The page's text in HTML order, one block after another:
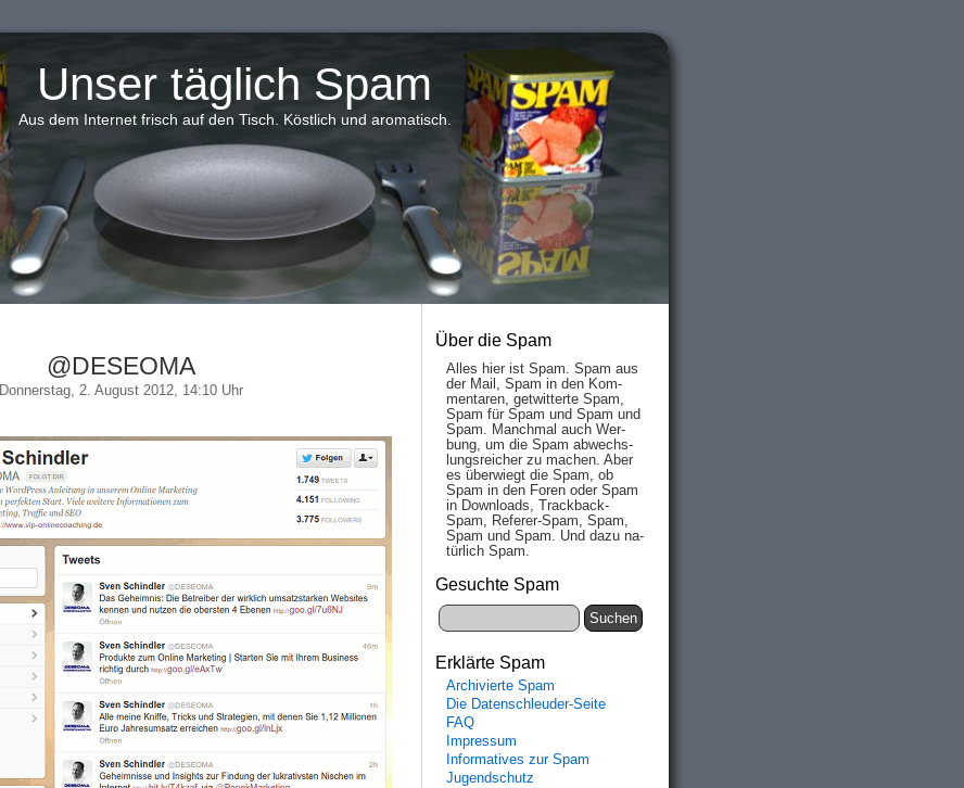
Unser täglich Spam
Aus dem Internet frisch auf den Tisch. Köstlich und aromatisch.
@DESEOMA
Donnerstag, 2. August 2012, 14:10 Uhr
Über die Spam
Alles hier ist Spam. Spam aus
der Mail, Spam in den Kom­
men­taren, ge­twit­ter­te Spam,
Spam für Spam und Spam und
Spam. Manch­mal auch Wer­
bung, um die Spam ab­wechs­
lungs­reich­er zu mach­en. Aber
es über­wiegt die Spam, ob
Spam in den Fo­ren oder Spam
in Down­loads, Track­back-
Spam, Re­fe­rer-Spam, Spam,
Spam und Spam. Und da­zu na­
tür­lich Spam.
Gesuchte Spam
Erklärte Spam
Archivierte Spam
Die Datenschleuder-Seite
FAQ
Impressum
Informatives zur Spam
Jugendschutz